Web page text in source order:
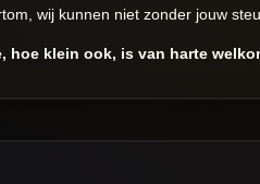
wij kunnen niet zonder jouw
hoe klein ook, is van harte